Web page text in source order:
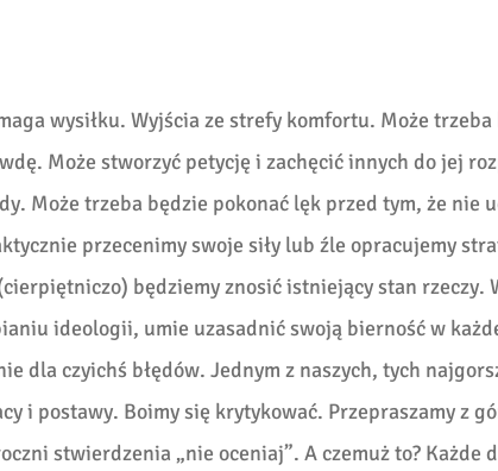
wysiłku. Wyjścia ze strefy komfortu. Może
Może stworzyć petycję i zachęcić innych do jej
Może trzeba będzie pokonać lęk przed tym, że nie
przecenimy swoje siły lub źle opracujemy
będziemy znosić istniejący stan rzeczy.
ideologii, umie uzasadnić swoją bierność w
dla czyichś błędów. Jednym z naszych, tych
i postawy. Boimy się krytykować. Przepraszamy z
stwierdzenia „nie oceniaj”. A czemuż to? Każde